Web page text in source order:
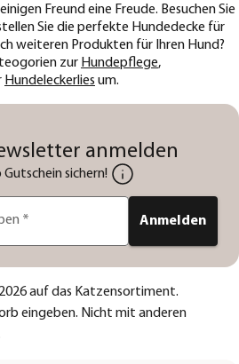
Freund eine Freude. Besuchen Sie
Sie die perfekte Hundedecke für
weiteren Produkten für Ihren Hund?
zur Hundepflege,
Hundeleckerlies um.
anmelden
Gutschein sichern!
* Anmelden
auf das Katzensortiment.
eingeben. Nicht mit anderen